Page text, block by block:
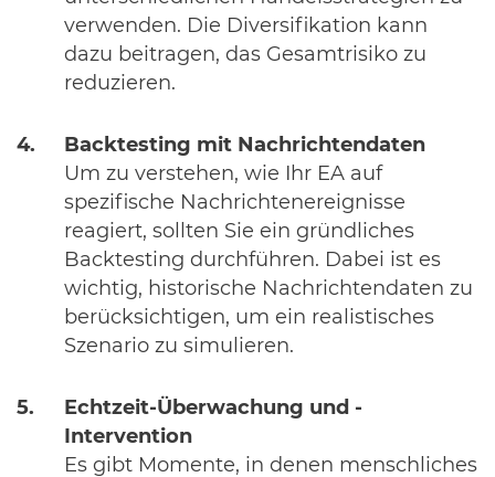
verwenden. Die Diversifikation kann
dazu beitragen, das Gesamtrisiko zu
reduzieren.
Backtesting mit Nachrichtendaten
Um zu verstehen, wie Ihr EA auf
spezifische Nachrichtenereignisse
reagiert, sollten Sie ein gründliches
Backtesting durchführen. Dabei ist es
wichtig, historische Nachrichtendaten zu
berücksichtigen, um ein realistisches
Szenario zu simulieren.
Echtzeit-Überwachung und -
Intervention
Es gibt Momente, in denen menschliches